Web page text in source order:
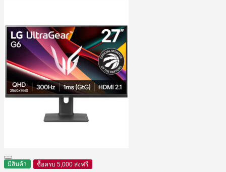
มีสินค้า ซื้อครบ 5,000 ส่งฟรี